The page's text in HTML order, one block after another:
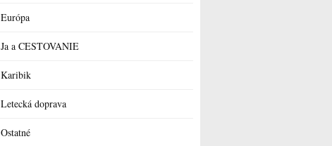
Európa
Ja a CESTOVANIE
Karibik
Letecká doprava
Ostatné